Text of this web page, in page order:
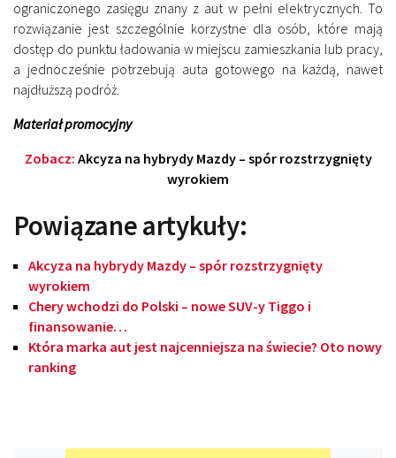
ograniczonego zasięgu znany z aut w pełni elektrycznych. To
rozwiązanie jest szczególnie korzystne dla osób, które mają
dostęp do punktu ładowania w miejscu zamieszkania lub pracy,
a jednocześnie potrzebują auta gotowego na każdą, nawet
najdłuższą podróż.
Materiał promocyjny
Zobacz: Akcyza na hybrydy Mazdy – spór rozstrzygnięty
wyrokiem
Powiązane artykuły:
Akcyza na hybrydy Mazdy – spór rozstrzygnięty
wyrokiem
Chery wchodzi do Polski – nowe SUV-y Tiggo i
finansowanie…
Która marka aut jest najcenniejsza na świecie? Oto nowy
ranking